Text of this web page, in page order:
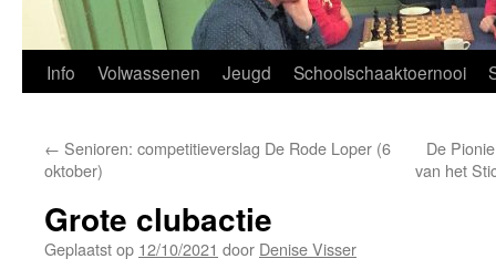
Info Volwassenen Jeugd Schoolschaaktoernooi
← Senioren: competitieverslag De Rode Loper (6
oktober)
De
van het
Grote clubactie
Geplaatst op 12/10/2021 door Denise Visser